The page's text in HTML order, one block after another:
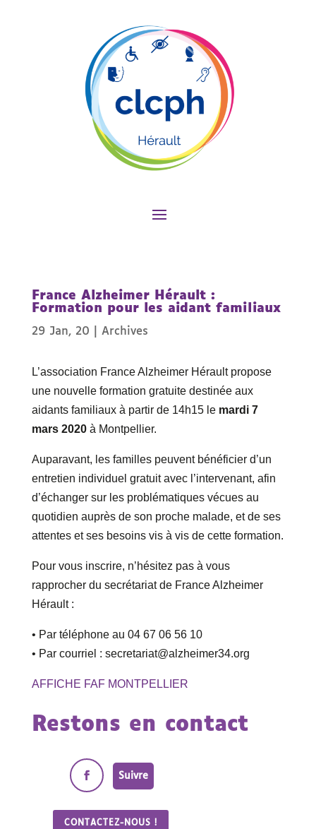
France Alzheimer Hérault :
Formation pour les aidant familiaux
29 Jan, 20 Archives
L’association France Alzheimer Hérault propose
une nouvelle formation gratuite destinée aux
aidants familiaux à partir de 14h15 le mardi 7
mars 2020à Montpellier.
Auparavant, les familles peuvent bénéficier d’un
entretien individuel gratuit avec l’intervenant, afin
d’échanger sur les problématiques vécues au
quotidien auprès de son proche malade, et de ses
attentes et ses besoins vis à vis de cette formation.
Pour vous inscrire, n’hésitez pas à vous
rapprocher du secrétariat de France Alzheimer
Hérault :
• Par téléphone au 04 67 06 56 10
• Par courriel : secretariat@alzheimer34.org
AFFICHE FAF MONTPELLIER
Restons en contact
Suivre
CONTACTEZ-NOUS !